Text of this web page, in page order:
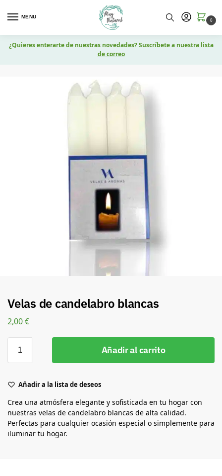
MENU
0
¿Quieres enterarte de nuestras novedades? Suscríbete a nuestra lista
de correo
Velas de candelabro blancas
2,00€
Añadir al carrito
Añadir a la lista de deseos
Crea una atmósfera elegante y sofisticada en tu hogar con
nuestras velas de candelabro blancas de alta calidad.
Perfectas para cualquier ocasión especial o simplemente para
iluminar tu hogar.